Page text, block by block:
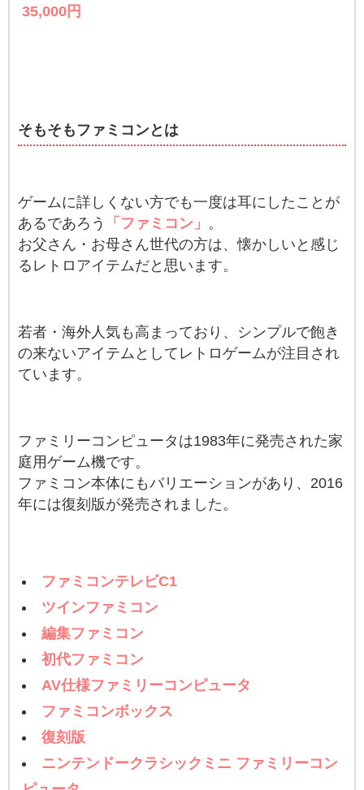
35,000円
そもそもファミコンとは
ゲームに詳しくない方でも一度は耳にしたことが
あるであろう
「ファミコン」 。
お父さん・お母さん世代の方は、懐かしいと感じ
るレトロアイテムだと思います。
若者・海外人気も高まっており、シンプルで飽き
の来ないアイテムとしてレトロゲームが注目され
ています。
ファミリーコンピュータは1983年に発売された家
庭用ゲーム機です。
ファミコン本体にもバリエーションがあり、2016
年には復刻版が発売されました。
ファミコンテレビC1
ツインファミコン
編集ファミコン
初代ファミコン
AV仕様ファミリーコンピュータ
ファミコンボックス
復刻版
ニンテンドークラシックミニ ファミリーコン